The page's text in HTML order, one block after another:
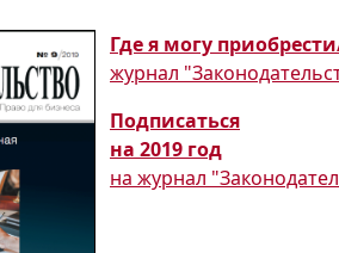
Где я могу
журнал
Подписаться
на 2019 год
на журнал